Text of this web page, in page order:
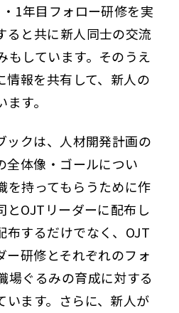
1年目フォロー研修を実
ると共に新人同士の交流
もしています。そのうえ
情報を共有して、新人の
す。
ックは、人材開発計画の
全体像・ゴールについ
を持ってもらうために作
とOJTリーダーに配布し
布するだけでなく、OJT
ー研修とそれぞれのフォ
場ぐるみの育成に対する
います。さらに、新人が